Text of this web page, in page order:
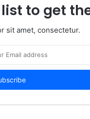
to get
sit amet, consectetur.